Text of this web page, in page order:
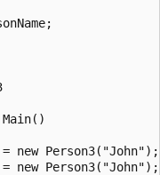
new Person3("John");
new Person3("John");